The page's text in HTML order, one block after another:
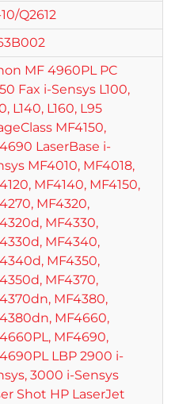
Q2612
MF 4960PL PC
Fax i-Sensys L100,
L140, L160, L95
MF4150,
LaserBase i-
MF4010, MF4018,
MF4140, MF4150,
MF4320,
MF4330,
MF4340,
MF4350,
MF4370,
MF4380,
MF4660,
MF4690,
LBP 2900 i-
3000 i-Sensys
Shot HP LaserJet